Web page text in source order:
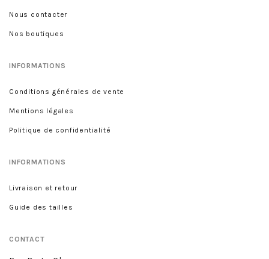
Nous contacter
Nos boutiques
INFORMATIONS
Conditions générales de vente
Mentions légales
Politique de confidentialité
INFORMATIONS
Livraison et retour
Guide des tailles
CONTACT